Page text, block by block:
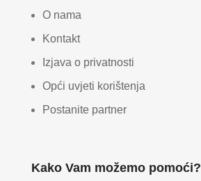
O nama
Kontakt
Izjava o privatnosti
Opći uvjeti korištenja
Postanite partner
Kako Vam možemo pomoći?